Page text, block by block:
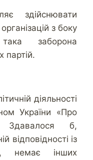
здійснювати
з боку
заборона
партій.
діяльності
України «Про
Здавалося б,
відповідності із
немає інших